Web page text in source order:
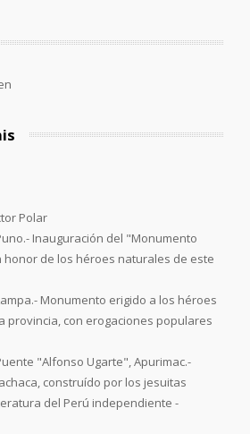
Polar
Inauguración del "Monumento
honor de los héroes naturales de este
Monumento erigido a los héroes
provincia, con erogaciones populares
"Alfonso Ugarte", Apurimac.-
construído por los jesuitas
del Perú independiente -